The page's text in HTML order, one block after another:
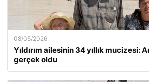
08/05/2026
Yıldırım ailesinin 34 yıllık mucizesi:
gerçek oldu